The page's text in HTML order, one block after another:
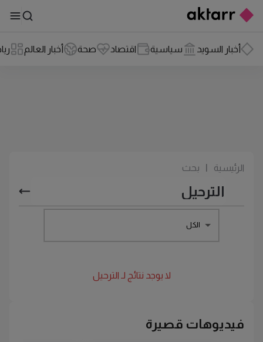
أخبار السويد سياسية اقتصاد صحة أخبار العالم
الرئيسية بحث
الكل
لا يوجد نتائج لـ الترحيل
فيديوهات قصيرة